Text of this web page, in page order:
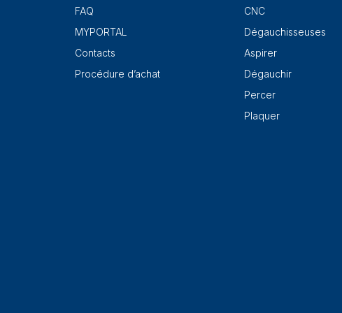
FAQ
MYPORTAL
Contacts
Procédure d’achat
CNC
Dégauchisseuses
Aspirer
Dégauchir
Percer
Plaquer